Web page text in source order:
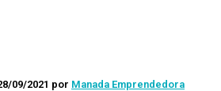
09/2021 por Manada Emprendedora